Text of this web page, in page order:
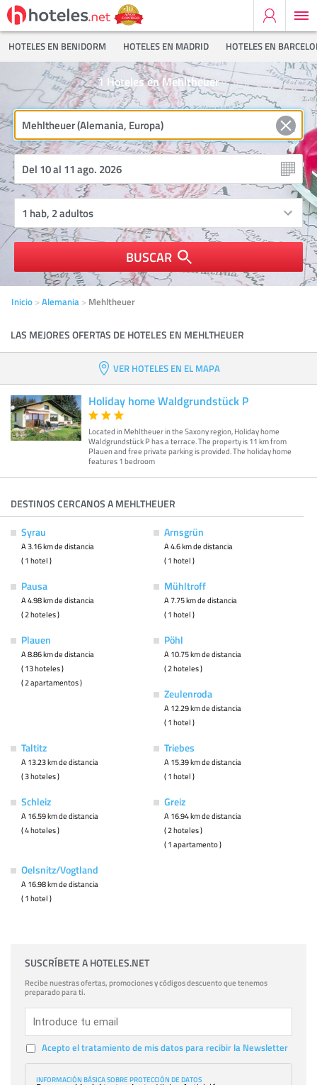
HOTELES EN BENIDORM HOTELES EN MADRID HOTELES EN
Hoteles en Mehltheuer
1
BUSCAR
Inicio Alemania Mehltheuer
LAS MEJORES OFERTAS DE HOTELES EN MEHLTHEUER
VER HOTELES EN EL MAPA
Holiday home Waldgrundstück P
Located in Mehltheuer in the Saxony region, Holiday home
Waldgrundstück P has a terrace. The property is 11 km from
Plauen and free private parking is provided. The holiday home
features 1 bedroom
DESTINOS CERCANOS A MEHLTHEUER
Syrau
A 3.16 km de distancia
( 1 hotel )
Arnsgrün
A 4.6 km de distancia
( 1 hotel )
Pausa
A 4.98 km de distancia
( 2 hoteles )
Mühltroff
A 7.75 km de distancia
( 1 hotel )
Plauen
A 8.86 km de distancia
( 13 hoteles )
( 2 apartamentos )
Pöhl
A 10.75 km de distancia
( 2 hoteles )
Zeulenroda
A 12.29 km de distancia
( 1 hotel )
Taltitz
A 13.23 km de distancia
( 3 hoteles )
Triebes
A 15.39 km de distancia
( 1 hotel )
Schleiz
A 16.59 km de distancia
( 4 hoteles )
Greiz
A 16.94 km de distancia
( 2 hoteles )
( 1 apartamento )
Oelsnitz/Vogtland
A 16.98 km de distancia
( 1 hotel )
SUSCRÍBETE A HOTELES.NET
Recibe nuestras ofertas, promociones y códigos descuento que tenemos
preparado para ti.
Acepto el tratamiento de mis datos para recibir la Newsletter
INFORMACIÓN BÁSICA SOBRE PROTECCIÓN DE DATOS